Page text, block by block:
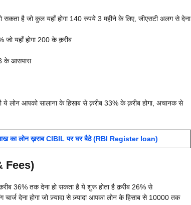
सकता है जो कुल यहाँ होगा 140 रुपये 3 महीने के लिए, जीएसटी अलग से देना
जो यहाँ होगा 200 के क़रीब
के आसपास
आपको सालाना के हिसाब से क़रीब 33% के क़रीब होगा, अचानक से
लोन ख़राब CIBIL पर घर बैठे (RBI Register loan)
Fees)
36% तक देना हो सकता है ये शुरू होता है क़रीब 26% से
देना होगा जो ज़्यादा से ज़्यादा आपका लोन के हिसाब से 10000 तक